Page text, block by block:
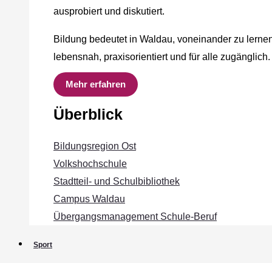
ausprobiert und diskutiert.
Bildung bedeutet in Waldau, voneinander zu
lebensnah, praxisorientiert und für alle zugänglich.
Mehr erfahren
Überblick
Bildungsregion Ost
Volkshochschule
Stadtteil- und Schulbibliothek
Campus Waldau
Übergangsmanagement Schule‐Beruf
Sport